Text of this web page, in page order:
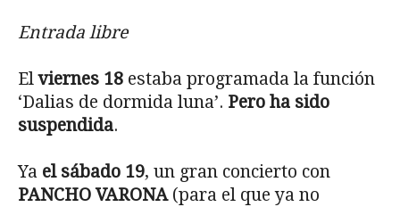
Entrada libre
Elviernes 18 estaba programada la función
‘Dalias de dormida luna’. Pero ha sido
suspendida.
Ya el sábado 19, un gran concierto con
PANCHO VARONA(para el que ya no